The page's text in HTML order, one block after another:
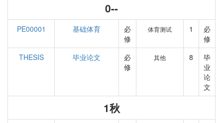
0--
PE00001 基础体育
必
修
体育测试 1
必
修
THESIS
毕业论文
必
修
其他 8
毕
业
论
文
1秋